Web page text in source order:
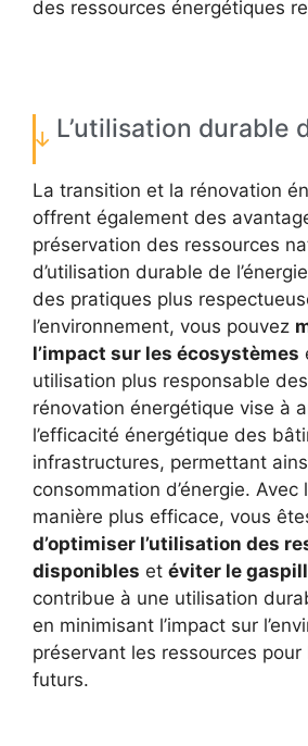
des ressources énergétiques
L’utilisation durable
La transition et la rénovation
offrent également des
préservation des ressources
d’utilisation durable de
des pratiques plus
l’environnement, vous pouvez
l’impact sur les écosystèmes
utilisation plus responsable
rénovation énergétique vise à
l’efficacité énergétique des
infrastructures, permettant
consommation d’énergie. Avec
manière plus efficace, vous
d’optimiser l’utilisation des
disponibles et éviter le
contribue à une utilisation
en minimisant l’impact sur
préservant les ressources pour
futurs.